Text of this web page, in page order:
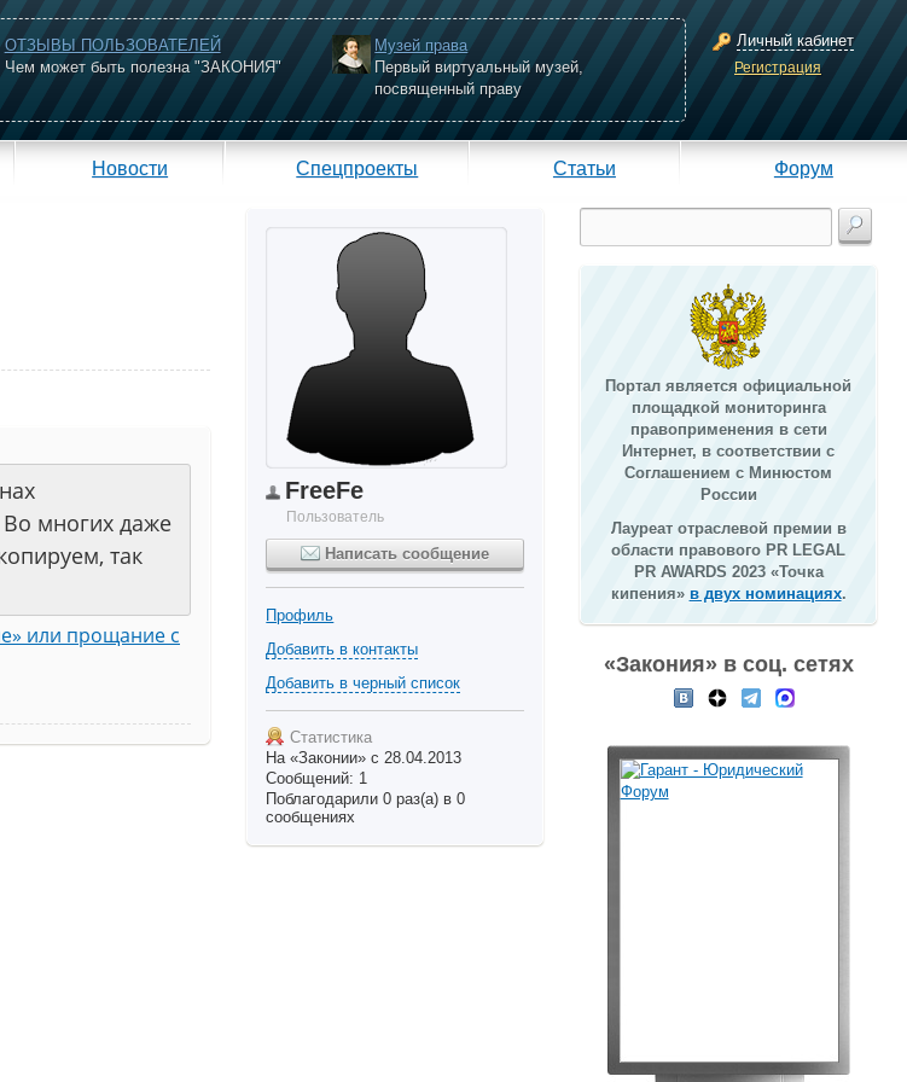
ОТЗЫВЫ ПОЛЬЗОВАТЕЛЕЙ
Чем может быть полезна "ЗАКОНИЯ"
Музей права
Первый виртуальный музей,
посвященный праву
Личный кабинет
Регистрация
Новости Спецпроекты Статьи Форум
многих даже
так
или прощание с
FreeFe
Пользователь
Написать сообщение
Профиль
Добавить в контакты
Добавить в черный список
Статистика
На «Законии» с 28.04.2013
Сообщений: 1
Поблагодарили 0 раз(а) в 0
сообщениях
Портал является официальной
площадкой мониторинга
правоприменения в сети
Интернет, в соответствии с
Соглашением с Минюстом
России
Лауреат отраслевой премии в
области правового PR LEGAL
PR AWARDS 2023 «Точка
кипения» в двух номинациях.
«Закония» в соц. сетях